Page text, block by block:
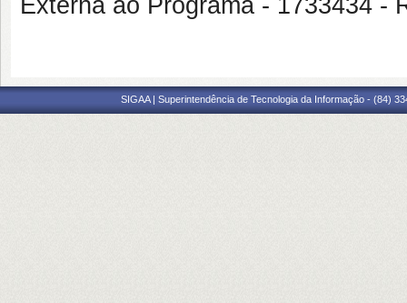
Externa ao Programa - 1733434 -
SIGAA | Superintendência de Tecnologia da Informação - (84)